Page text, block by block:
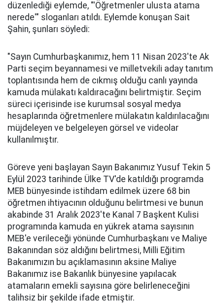
düzenlediği eylemde, "'Öğretmenler ulusta atama
nerede'" sloganları atıldı. Eylemde konuşan Sait
Şahin, şunları söyledi:
"Sayın Cumhurbaşkanımız, hem 11 Nisan 2023'te Ak
Parti seçim beyannamesi ve milletvekili aday tanıtım
toplantısında hem de cıkmış olduğu canlı yayında
kamuda mülakatı kaldıracağını belirtmiştir. Seçim
süreci içerisinde ise kurumsal sosyal medya
hesaplarında öğretmenlere mülakatın kaldırılacağını
müjdeleyen ve belgeleyen görsel ve videolar
kullanılmıştır.
Göreve yeni başlayan Sayın Bakanımız Yusuf Tekin 5
Eylül 2023 tarihinde Ülke TV'de katıldığı programda
MEB bünyesinde istihdam edilmek üzere 68 bin
öğretmen ihtiyacının olduğunu belirtmesi ve bunun
akabinde 31 Aralık 2023'te Kanal 7 Başkent Kulisi
programında kamuda en yükrek atama sayısının
MEB'e verileceği yönünde Cumhurbaşkanı ve Maliye
Bakanından söz aldığını belirtmesi, Milli Eğitim
Bakanımızın bu açıklamasının aksine Maliye
Bakanımız ise Bakanlık bünyesine yapılacak
atamaların emekli sayısına göre belirleneceğini
talihsiz bir şekilde ifade etmiştir.